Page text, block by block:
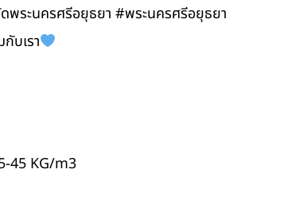
พระนครศรีอยุธยา #พระนครศรีอยุธยา
บเรา
45 KG/m3